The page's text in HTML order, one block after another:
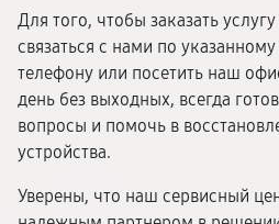
Для того, чтобы заказать
связаться с нами по
телефону или посетить наш
день без выходных, всегда
вопросы и помочь в
устройства.
Уверены, что наш сервисный